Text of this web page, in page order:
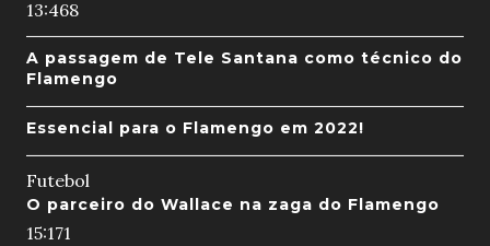
13:468
A passagem de Tele Santana como técnico do
Flamengo
Essencial para o Flamengo em 2022!
Futebol
O parceiro do Wallace na zaga do Flamengo
15:171